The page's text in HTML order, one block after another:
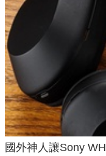
國外神人讓Sony